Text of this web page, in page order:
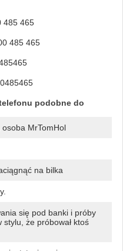
485 465
485 465
podobne do
MrTomHol
na bilka
się pod banki i próby
stylu, że próbował ktoś